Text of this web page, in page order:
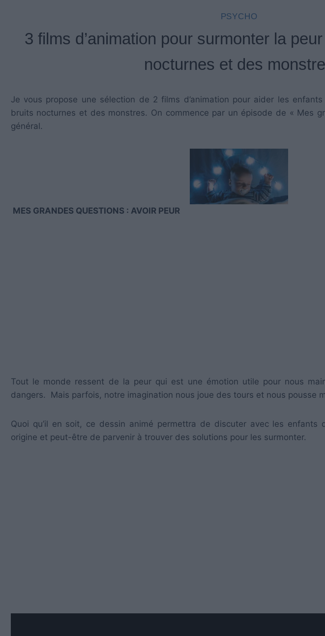
PSYCHO
3 films d’animation pour surmonter la
nocturnes et des
Je vous propose une sélection de 2 films d’animation pour aider les
bruits nocturnes et des monstres. On commence par un épisode de « Mes
général.
MES GRANDES QUESTIONS : AVOIR PEUR
Tout le monde ressent de la peur qui est une émotion utile pour nous
dangers. Mais parfois, notre imagination nous joue des tours et nous pousse
Quoi qu’il en soit, ce dessin animé permettra de discuter avec les enfants
origine et peut-être de parvenir à trouver des solutions pour les surmonter.